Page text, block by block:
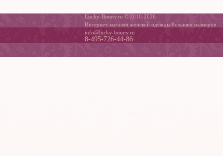
Lucky-Bunny.ru © 2010-2026
Интернет-магазин женской одежды больших размеров
info@lucky-bunny.ru
8-495-726-44-86